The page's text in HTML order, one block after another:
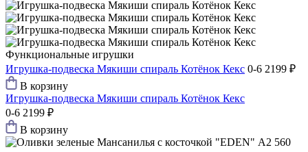
Функциональные игрушки
Игрушка-подвеска Мякиши спираль Котёнок Кекс 0-6 2199 ₽
В корзину
Игрушка-подвеска Мякиши спираль Котёнок Кекс
0-6 2199 ₽
В корзину